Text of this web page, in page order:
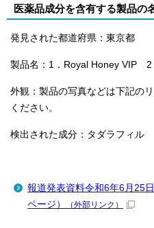
医薬品成分を含有する製品の
発見された都道府県：東京都
製品名：1．Royal Honey VIP 2
外観：製品の写真などは下記の
ください。
検出された成分：タダラフィル
報道発表資料令和6年6月25
ページ）
（外部リンク）